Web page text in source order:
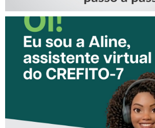
CONHEÇA A
ASSISTENTE
CREFITO-7